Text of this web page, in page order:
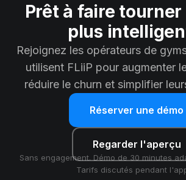
Prêt à faire
plus
Rejoignez les opérateurs de
utilisent FLiiP pour augmenter
réduire le churn et simplifier
Réserver une démo
Regarder l'aperçu
Sans engagement. Démo de 30 minutes
Tarifs discutés pendant